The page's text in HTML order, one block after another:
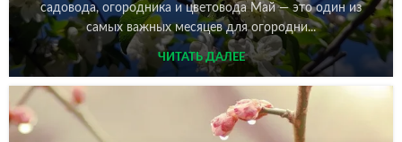
садовода, огородника и цветовода Май — это один из
самых важных месяцев для огородни...
ЧИТАТЬ ДАЛЕЕ